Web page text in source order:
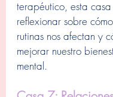
terapéutico, esta
reflexionar sobre
rutinas nos afectan y
mejorar nuestro
mental.